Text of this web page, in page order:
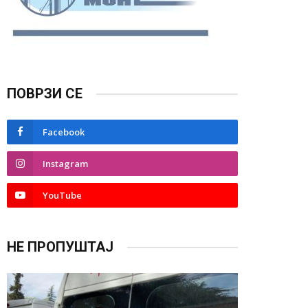
ПОВРЗИ СЕ
Facebook
Instagram
YouTube
НЕ ПРОПУШТАЈ